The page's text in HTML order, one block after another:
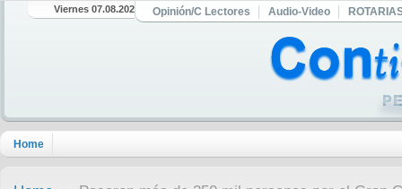
Viernes 07.08.2026 Opinión/C Lectores Audio-Video
Home